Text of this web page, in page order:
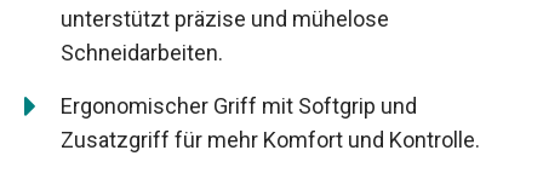
unterstützt präzise und mühelose
Schneidarbeiten.
Ergonomischer Griff mit Softgrip und
Zusatzgriff für mehr Komfort und Kontrolle.